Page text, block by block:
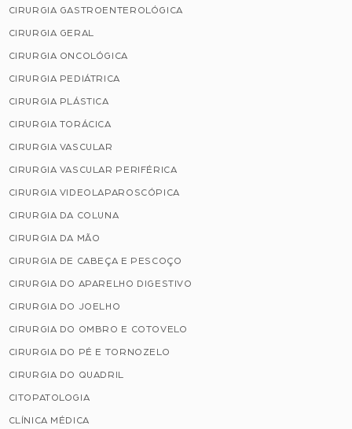
CIRURGIA GASTROENTEROLÓGICA
CIRURGIA GERAL
CIRURGIA ONCOLÓGICA
CIRURGIA PEDIÁTRICA
CIRURGIA PLÁSTICA
CIRURGIA TORÁCICA
CIRURGIA VASCULAR
CIRURGIA VASCULAR PERIFÉRICA
CIRURGIA VIDEOLAPAROSCÓPICA
CIRURGIA DA COLUNA
CIRURGIA DA MÃO
CIRURGIA DE CABEÇA E PESCOÇO
CIRURGIA DO APARELHO DIGESTIVO
CIRURGIA DO JOELHO
CIRURGIA DO OMBRO E COTOVELO
CIRURGIA DO PÉ E TORNOZELO
CIRURGIA DO QUADRIL
CITOPATOLOGIA
CLÍNICA MÉDICA